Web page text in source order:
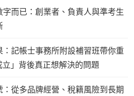
而已：創業者、負責人與準考生
記帳士事務所附設補習班帶你重
」背後真正想解決的問題
從多品牌經營、稅籍風險到長期